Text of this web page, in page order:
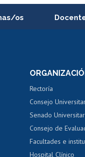
os
Rectoría
Consejo
Senado
Consejo de
Facultades e
Hospital Clínico